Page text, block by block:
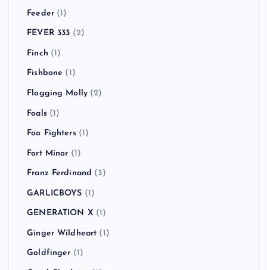
Feeder(1)
FEVER 333 (2)
Finch (1)
Fishbone (1)
Flogging Molly (2)
Foals(1)
Foo Fighters(1)
Fort Minor (1)
Franz Ferdinand (3)
GARLICBOYS (1)
GENERATION X (1)
Ginger Wildheart (1)
Goldfinger (1)